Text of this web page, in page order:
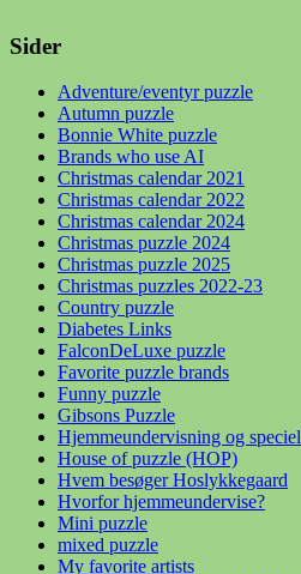
Sider
Adventure/eventyr puzzle
Autumn puzzle
Bonnie White puzzle
Brands who use AI
Christmas calendar 2021
Christmas calendar 2022
Christmas calendar 2024
Christmas puzzle 2024
Christmas puzzle 2025
Christmas puzzles 2022-23
Country puzzle
Diabetes Links
FalconDeLuxe puzzle
Favorite puzzle brands
Funny puzzle
Gibsons Puzzle
Hjemmeundervisning og
House of puzzle (HOP)
Hvem besøger Hoslykkegaard
Hvorfor hjemmeundervise?
Mini puzzle
mixed puzzle
My favorite artists